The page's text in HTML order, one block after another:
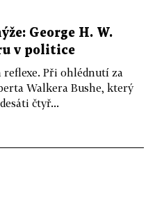
George H. W.
v politice
reflexe. Při ohlédnutí za
Walkera Bushe, který
čtyř...